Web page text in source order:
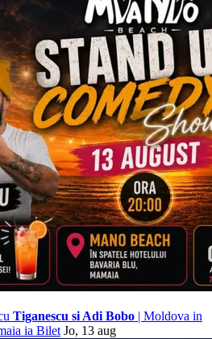
Tiganescu si Adi Bobo | Moldova in
ia Bilet Jo, 13 aug